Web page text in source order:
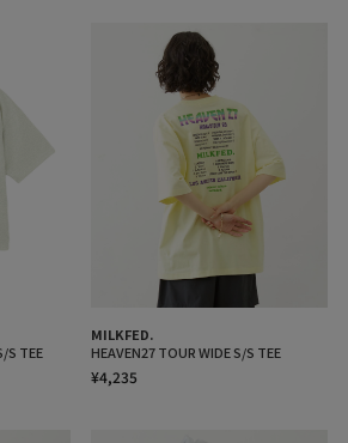
S TEE
MILKFED.
HEAVEN27 TOUR WIDE S/S TEE
¥4,235